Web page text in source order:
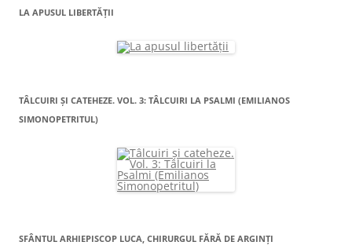
LA APUSUL LIBERTĂŢII
TÂLCUIRI ŞI CATEHEZE. VOL. 3: TÂLCUIRI LA PSALMI (EMILIANOS
SIMONOPETRITUL)
SFÂNTUL ARHIEPISCOP LUCA, CHIRURGUL FĂRĂ DE ARGINŢI